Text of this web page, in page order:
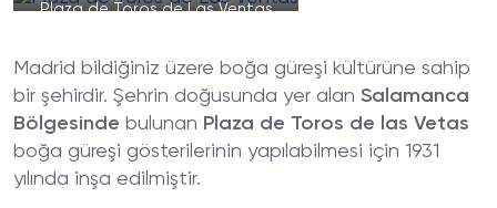
Plaza de Toros de Las Ventas
Madrid bildiğiniz üzere boğa güreşi kültürüne sahip
bir şehirdir. Şehrin doğusunda yer alan Salamanca
Bölgesinde bulunan Plaza de Toros de las Vetas
boğa güreşi gösterilerinin yapılabilmesi için 1931
yılında inşa edilmiştir.